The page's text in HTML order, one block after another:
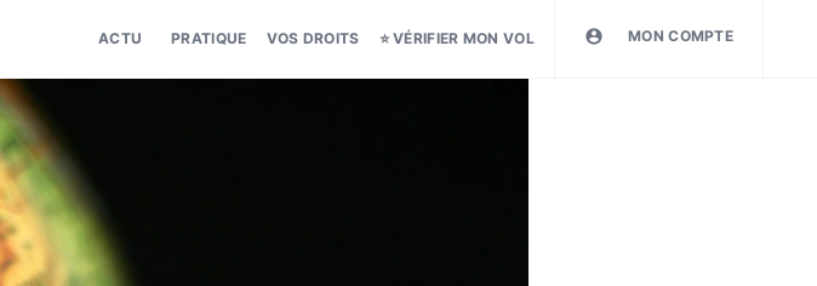
ACTU PRATIQUE VOS DROITS ⭐ VÉRIFIER MON VOL MON COMPTE